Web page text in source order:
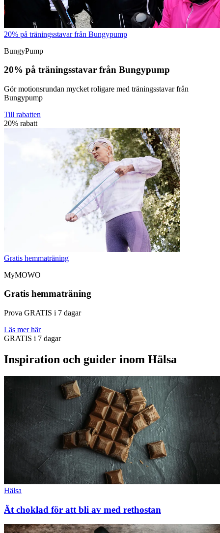
20% på träningsstavar från Bungypump
BungyPump
20% på träningsstavar från Bungypump
Gör motionsrundan mycket roligare med träningsstavar från
Bungypump
Till rabatten
20% rabatt
Gratis hemmaträning
MyMOWO
Gratis hemmaträning
Prova GRATIS i 7 dagar
Läs mer här
GRATIS i 7 dagar
Inspiration och guider inom Hälsa
Hälsa
Ät choklad för att bli av med rethostan